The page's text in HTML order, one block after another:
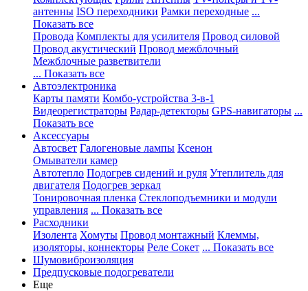
антенны ISO переходники Рамки переходные ...
Показать все
Провода Комплекты для усилителя Провод силовой
Провод акустический Провод межблочный
Межблочные разветвители
... Показать все
Автоэлектроника
Карты памяти Комбо-устройства 3-в-1
Видеорегистраторы Радар-детекторы GPS-навигаторы ...
Показать все
Аксессуары
Автосвет Галогеновые лампы Ксенон
Омыватели камер
Автотепло Подогрев сидений и руля Утеплитель для
двигателя Подогрев зеркал
Тонировочная пленка Стеклоподъемники и модули
управления ... Показать все
Расходники
Изолента Хомуты Провод монтажный Клеммы,
изоляторы, коннекторы Реле Сокет ... Показать все
Шумовиброизоляция
Предпусковые подогреватели
Еще